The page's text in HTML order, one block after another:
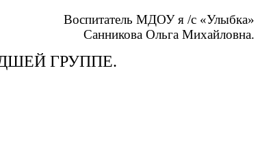
Воспитатель МДОУ я /с «Улыбка»
Санникова Ольга Михайловна.
ГРУППЕ.